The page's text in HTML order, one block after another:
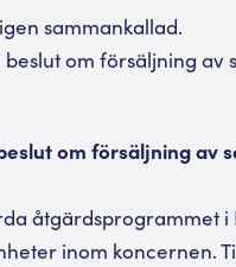
sammankallad.
om försäljning av
om försäljning av
åtgärdsprogrammet
inom koncernen.